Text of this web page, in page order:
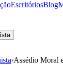
EscritóriosBlog
›Assédio Moral